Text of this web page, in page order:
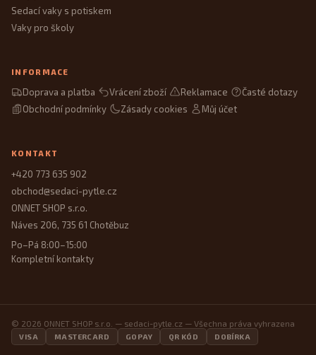
Sedací vaky s potiskem
Vaky pro školy
INFORMACE
Doprava a platba Vrácení zboží Reklamace
Časté dotazy
Obchodní podmínky
Zásady cookies Můj účet
KONTAKT
+420 773 635 902
obchod@sedaci-pytle.cz
ONNET SHOP s.r.o.
Náves 206, 735 61 Chotěbuz
Po–Pá 8:00–15:00
Kompletní kontakty
© 2026 ONNET SHOP s.r.o. — sedaci-pytle.cz — Všechna práva vyhrazena
VISA MASTERCARD GOPAY QR KÓD DOBÍRKA